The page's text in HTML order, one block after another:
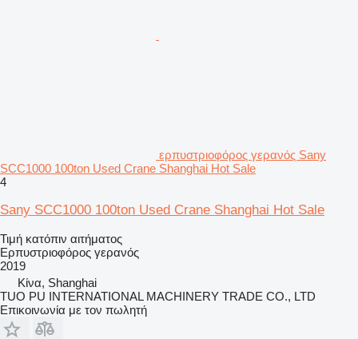
ερπυστριοφόρος γερανός Sany
SCC1000 100ton Used Crane Shanghai Hot Sale
4
Sany SCC1000 100ton Used Crane Shanghai Hot Sale
Τιμή κατόπιν αιτήματος
Ερπυστριοφόρος γερανός
2019
Κίνα, Shanghai
TUO PU INTERNATIONAL MACHINERY TRADE CO., LTD
Επικοινωνία με τον πωλητή